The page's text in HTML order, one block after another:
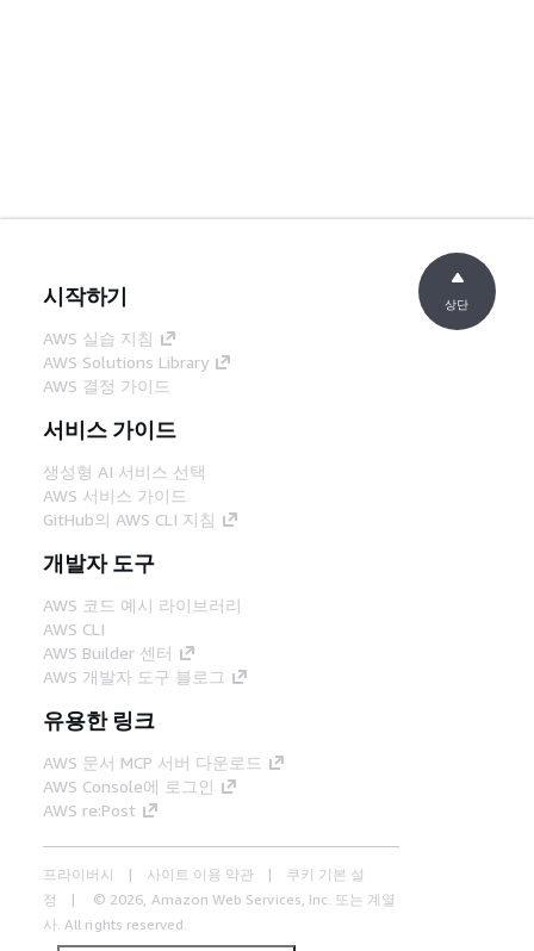
시작하기
AWS 실습 지침
AWS Solutions Library
AWS 결정 가이드
서비스 가이드
생성형 AI 서비스 선택
AWS 서비스 가이드
GitHub의 AWS CLI 지침
개발자 도구
AWS 코드 예시 라이브러리
AWS CLI
AWS Builder 센터
AWS 개발자 도구 블로그
유용한 링크
AWS 문서 MCP 서버 다운로드
AWS Console에 로그인
AWS re:Post
프라이버시 사이트 이용 약관
쿠키 기본 설
정
© 2026, Amazon Web Services, Inc. 또는 계열
사. All rights reserved.
상단